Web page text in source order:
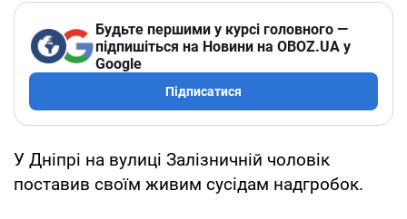
Будьте першими у курсі головного —
підпишіться на Новини на OBOZ.UA у
Google
Підписатися
У Дніпрі на вулиці Залізничній чоловік
поставив своїм живим сусідам надгробок.